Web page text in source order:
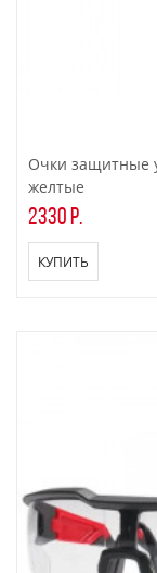
Очки защитные
желтые
2330 р.
КУПИТЬ